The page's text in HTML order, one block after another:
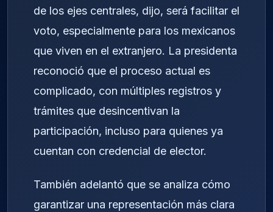
de los ejes centrales, dijo, será facilitar el
voto, especialmente para los mexicanos
que viven en el extranjero. La presidenta
reconoció que el proceso actual es
complicado, con múltiples registros y
trámites que desincentivan la
participación, incluso para quienes ya
cuentan con credencial de elector.
También adelantó que se analiza cómo
garantizar una representación más clara